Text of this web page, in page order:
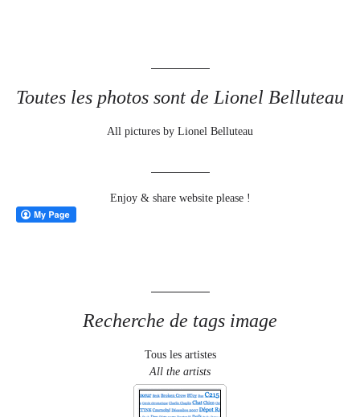
Toutes les photos sont de Lionel Belluteau
All pictures by Lionel Belluteau
Enjoy & share website please !
Recherche de tags image
Tous les artistes
All the artists